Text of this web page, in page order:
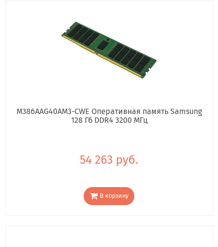
M386AAG40AM3-CWE Оперативная память Samsung
128 Гб DDR4 3200 МГц
54 263 руб.
В корзину